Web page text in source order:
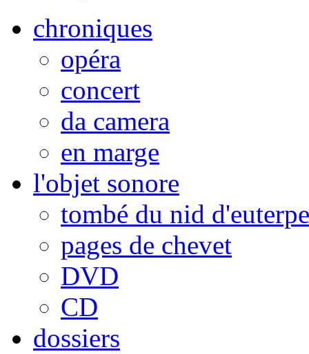
chroniques
opéra
concert
da camera
en marge
l'objet sonore
tombé du nid d'euterpe
pages de chevet
DVD
CD
dossiers